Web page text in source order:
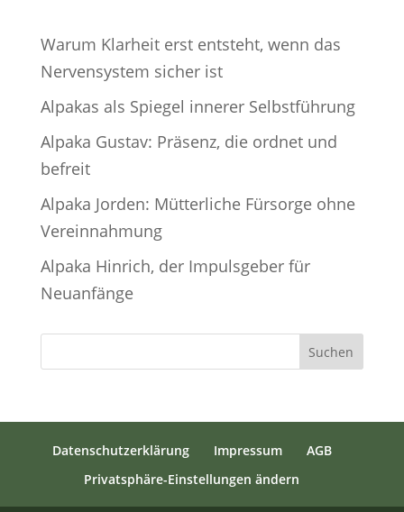
Warum Klarheit erst entsteht, wenn das
Nervensystem sicher ist
Alpakas als Spiegel innerer Selbstführung
Alpaka Gustav: Präsenz, die ordnet und
befreit
Alpaka Jorden: Mütterliche Fürsorge ohne
Vereinnahmung
Alpaka Hinrich, der Impulsgeber für
Neuanfänge
Suchen
Datenschutzerklärung Impressum
AGB
Privatsphäre-Einstellungen ändern